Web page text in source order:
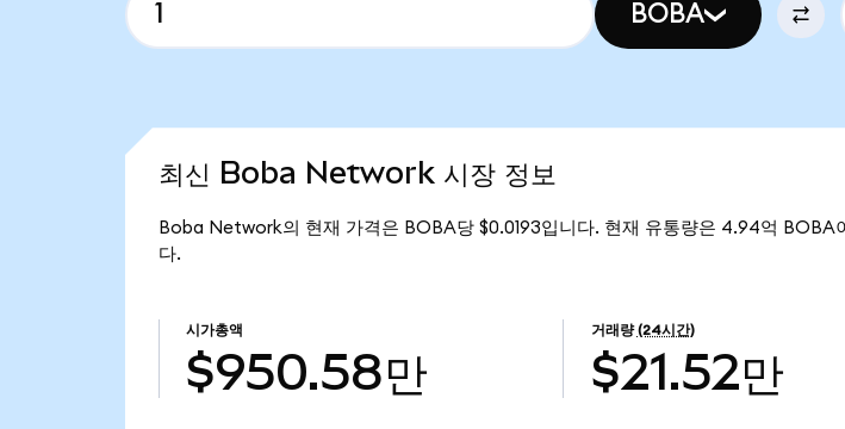
BOBA
최신 Boba Network 시장 정보
Boba Network의 현재 가격은 BOBA당 $0.0193입니다. 현재 유통량은 4.94억
다.
시가총액
$950.58만
거래량 (24시간)
$21.52만